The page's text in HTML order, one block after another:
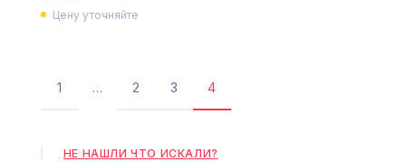
Цену уточняйте
1
1 …
Страница
2
Страница
3
Текущая
4
НЕ НАШЛИ ЧТО ИСКАЛИ?